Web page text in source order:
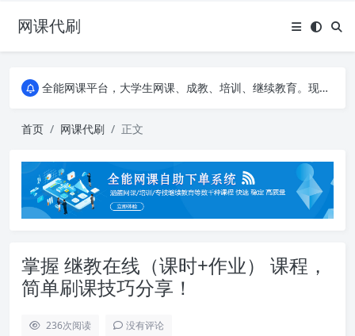
网课代刷
AI论文写作平台，根据真实文献内容生成论文
全能网课平台，大学生网课、成教、培训、继续教育。现已接入代刷代考项目3000+
全能网课平台，大学生网课、成教、培训、继续教育。现已接入代刷代考项目3000+
首页 网课代刷 正文
掌握 继教在线（课时+作业） 课程，
简单刷课技巧分享！
236次阅读 没有评论